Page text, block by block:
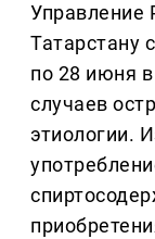
Управление
Татарстану
по 28 июня
случаев
этиологии.